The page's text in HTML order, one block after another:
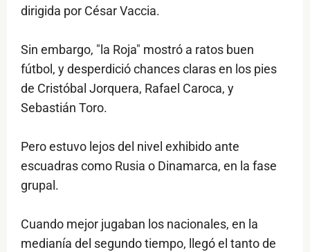
dirigida por César Vaccia.
Sin embargo, "la Roja" mostró a ratos buen
fútbol, y desperdició chances claras en los pies
de Cristóbal Jorquera, Rafael Caroca, y
Sebastián Toro.
Pero estuvo lejos del nivel exhibido ante
escuadras como Rusia o Dinamarca, en la fase
grupal.
Cuando mejor jugaban los nacionales, en la
medianía del segundo tiempo, llegó el tanto de